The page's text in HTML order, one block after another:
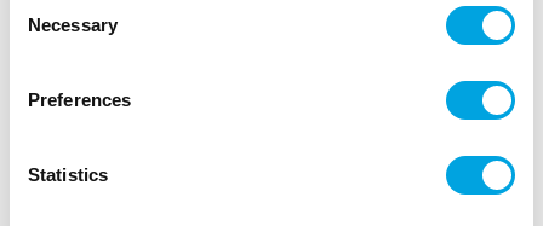
Selection
Necessary
Preferences
Statistics
Tuotetunnus (SKU): A94050 ARTYFETES |
Myyntiyksikkö: 6
Kuvaus